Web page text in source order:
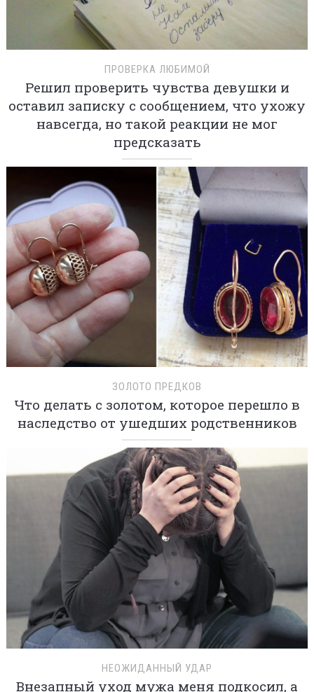
ПРОВЕРКА ЛЮБИМОЙ
Решил проверить чувства девушки и
оставил записку с сообщением, что ухожу
навсегда, но такой реакции не мог
предсказать
ЗОЛОТО ПРЕДКОВ
Что делать с золотом, которое перешло в
наследство от ушедших родственников
НЕОЖИДАННЫЙ УДАР
Внезапный уход мужа меня подкосил, а